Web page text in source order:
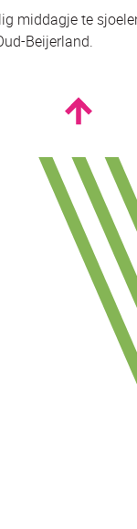
middagje te
Beijerland.